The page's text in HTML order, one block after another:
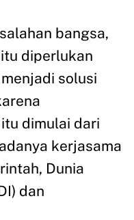
bangsa,
diperlukan
solusi
dimulai dari
kerjasama
Dunia
dan